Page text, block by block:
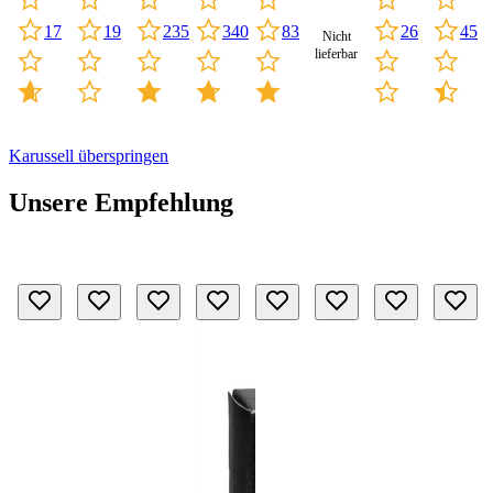
17 19 235 340 83
Nicht
lieferbar
26 45
Karussell überspringen
Unsere Empfehlung